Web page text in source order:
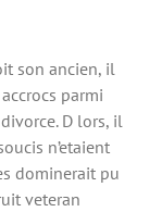
son ancien, il
parmi
D lors, il
n’etaient
dominerait pu
veteran